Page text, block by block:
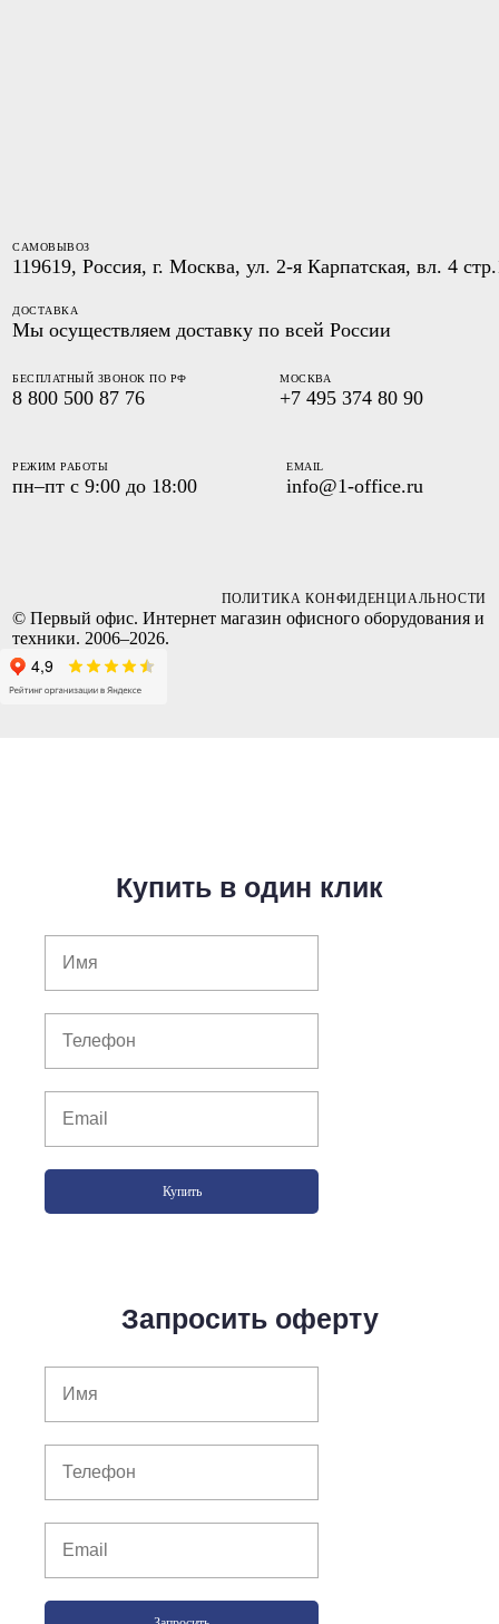
САМОВЫВОЗ
119619, Россия, г. Москва, ул. 2-я Карпатская, вл. 4
ДОСТАВКА
Мы осуществляем доставку по всей России
БЕСПЛАТНЫЙ ЗВОНОК ПО РФ
8 800 500 87 76
МОСКВА
+7 495 374 80 90
РЕЖИМ РАБОТЫ
пн–пт с 9:00 до 18:00
EMAIL
info@1-office.ru
ПОЛИТИКА КОНФИДЕНЦИАЛЬНОСТИ
© Первый офис. Интернет магазин офисного оборудования и
техники. 2006–2026.
Купить в один клик
Купить
Запросить оферту